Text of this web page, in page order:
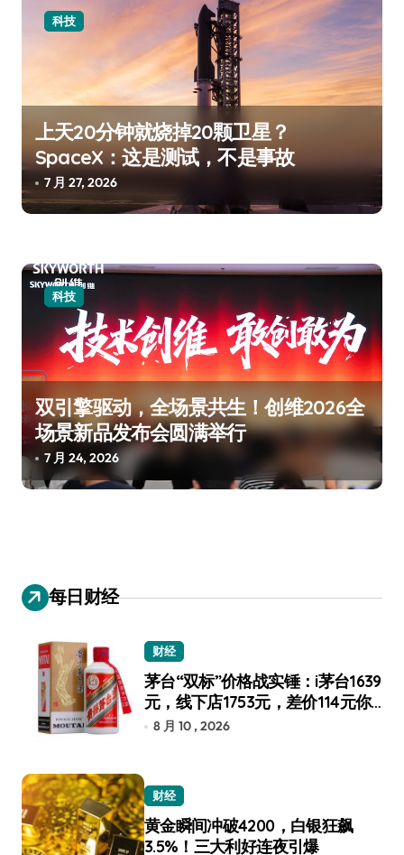
科技
上天20分钟就烧掉20颗卫星？
SpaceX：这是测试，不是事故
7 月 27, 2026
科技
双引擎驱动，全场景共生！创维2026全
场景新品发布会圆满举行
7 月 24, 2026
每日财经
财经
茅台“双标”价格战实锤：i茅台1639
元，线下店1753元，差价114元你
选谁？
8 月 10 , 2026
财经
黄金瞬间冲破4200，白银狂飙
3.5%！三大利好连夜引爆